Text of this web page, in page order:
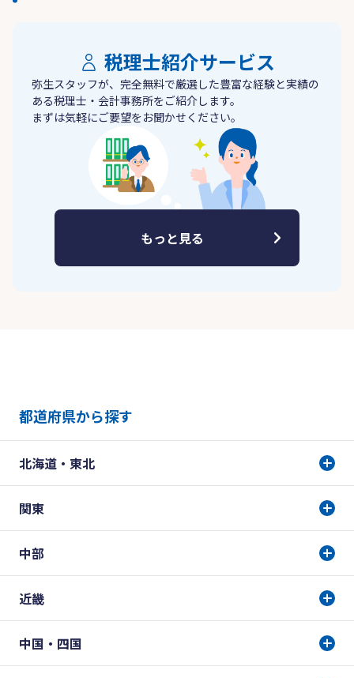
税理士紹介サービス
弥生スタッフが、完全無料で厳選した豊富な経験と実績の
ある税理士・会計事務所をご紹介します。
まずは気軽にご要望をお聞かせください。
もっと見る
都道府県から探す
北海道・東北
関東
中部
近畿
中国・四国